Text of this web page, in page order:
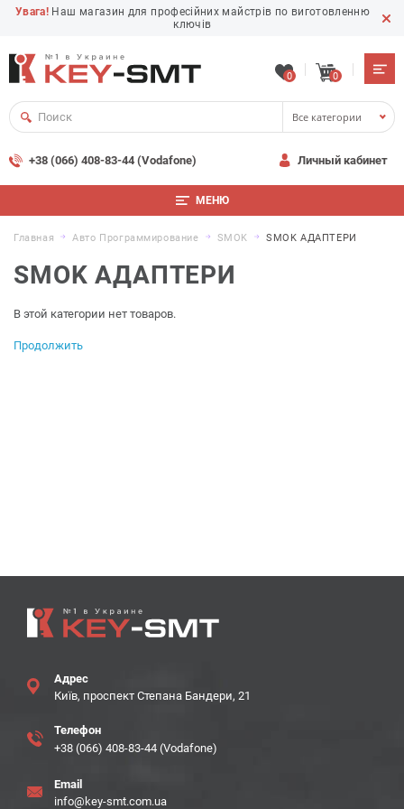
Увага! Наш магазин для професійних майстрів по виготовленню
ключів
0 0
Все категории
+38 (066) 408-83-44 (Vodafone) Личный кабинет
МЕНЮ
Главная Авто Программирование SMOK SMOK АДАПТЕРИ
SMOK АДАПТЕРИ
В этой категории нет товаров.
Продолжить
Адрес
Київ, проспект Степана Бандери, 21
Телефон
+38 (066) 408-83-44 (Vodafone)
Email
info@key-smt.com.ua